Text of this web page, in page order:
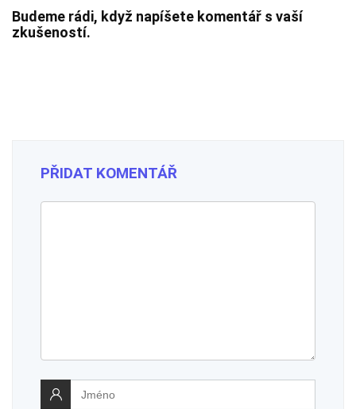
Budeme rádi, když napíšete komentář s vaší
zkušeností.
PŘIDAT KOMENTÁŘ